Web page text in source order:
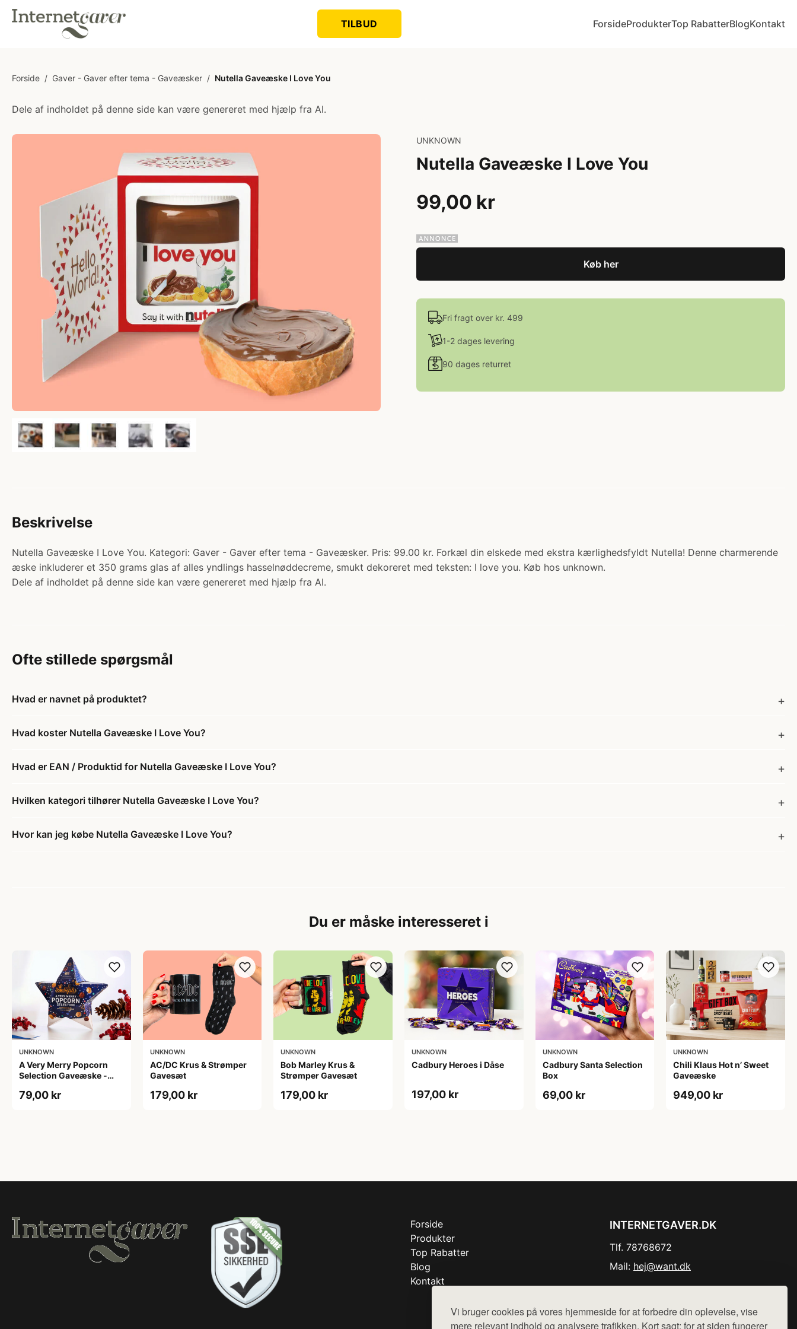
Vi bruger cookies på vores hjemmeside for at forbedre din oplevelse, vise
mere relevant indhold og analysere trafikken. Kort sagt: for at siden fungerer
TILBUD ForsideProdukterTop RabatterBlogKontakt
Forside / Gaver - Gaver efter tema - Gaveæsker / Nutella Gaveæske I Love You
Dele af indholdet på denne side kan være genereret med hjælp fra AI.
UNKNOWN
Nutella Gaveæske I Love You
99,00 kr
Køb her
Fri fragt over kr. 499
1-2 dages levering
90 dages returret
Beskrivelse
Nutella Gaveæske I Love You. Kategori: Gaver - Gaver efter tema - Gaveæsker. Pris: 99.00 kr. Forkæl din elskede med ekstra kærlighedsfyldt Nutella! Denne charmerende
æske inkluderer et 350 grams glas af alles yndlings hasselnøddecreme, smukt dekoreret med teksten: I love you. Køb hos unknown.
Dele af indholdet på denne side kan være genereret med hjælp fra AI.
Ofte stillede spørgsmål
Hvad er navnet på produktet?
Hvad koster Nutella Gaveæske I Love You?
Hvad er EAN / Produktid for Nutella Gaveæske I Love You?
Hvilken kategori tilhører Nutella Gaveæske I Love You?
Hvor kan jeg købe Nutella Gaveæske I Love You?
Du er måske interesseret i
UNKNOWN
A Very Merry Popcorn
Selection Gaveæske -
79,00 kr
UNKNOWN
AC/DC Krus & Strømper
Gavesæt
179,00 kr
UNKNOWN
Bob Marley Krus &
Strømper Gavesæt
179,00 kr
UNKNOWN
Cadbury Heroes i Dåse
197,00 kr
UNKNOWN
Cadbury Santa Selection
Box
69,00 kr
UNKNOWN
Chili Klaus Hot n’ Sweet
Gaveæske
949,00 kr
Forside
Produkter
Top Rabatter
Blog
Kontakt
INTERNETGAVER.DK
Tlf. 78768672
Mail: hej@want.dk